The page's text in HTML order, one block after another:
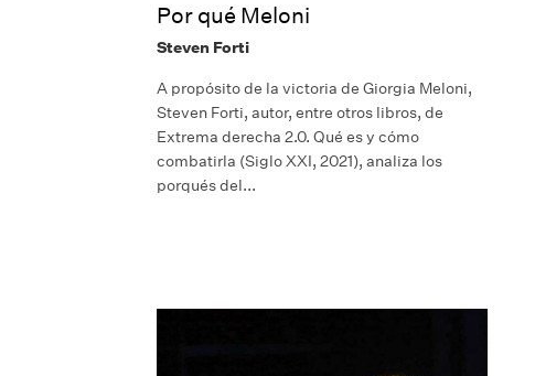
Por qué Meloni
Steven Forti
A propósito de la victoria de Giorgia Meloni,
Steven Forti, autor, entre otros libros, de
Extrema derecha 2.0. Qué es y cómo
combatirla (Siglo XXI, 2021), analiza los
porqués del...